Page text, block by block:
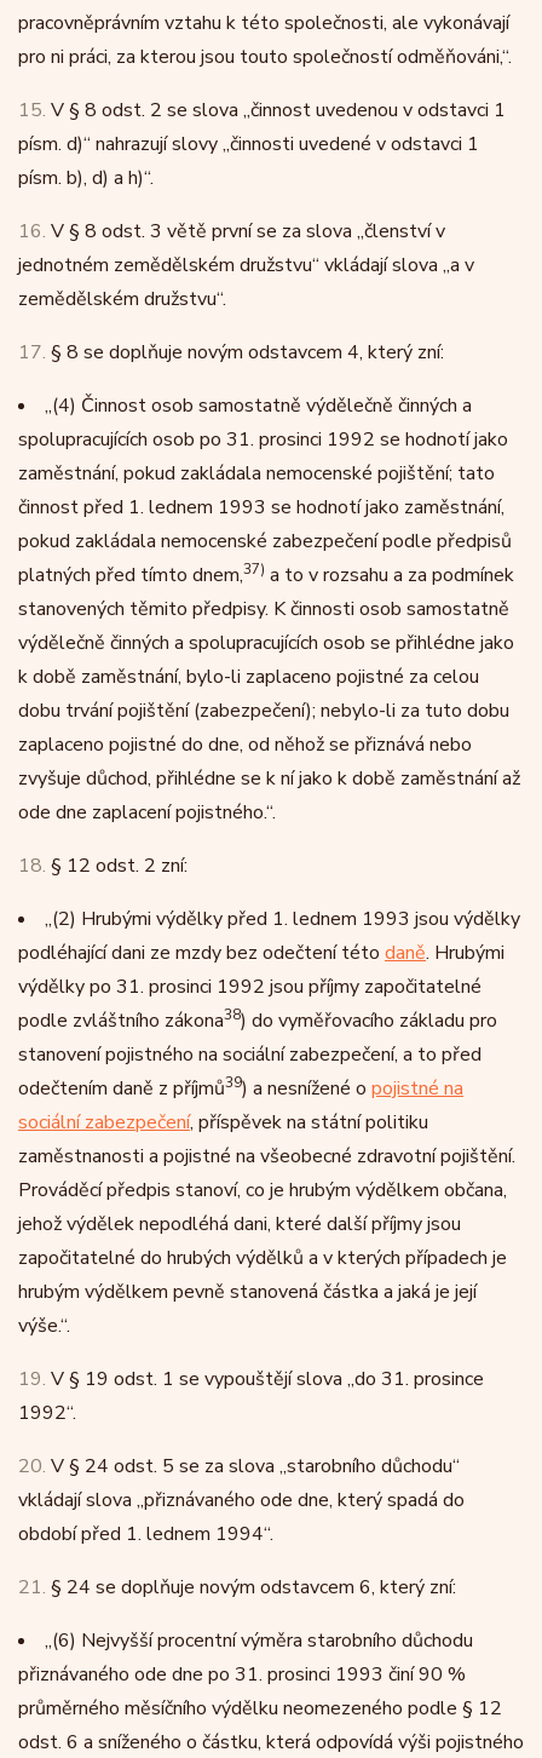
pracovněprávním vztahu k této společnosti, ale vykonávají
pro ni práci, za kterou jsou touto společností odměňováni,“.
15. V § 8 odst. 2 se slova „činnost uvedenou v odstavci 1
písm. d)“ nahrazují slovy „činnosti uvedené v odstavci 1
písm. b), d) a h)“.
16. V § 8 odst. 3 větě první se za slova „členství v
jednotném zemědělském družstvu“ vkládají slova „a v
zemědělském družstvu“.
17. § 8 se doplňuje novým odstavcem 4, který zní:
„(4) Činnost osob samostatně výdělečně činných a
spolupracujících osob po 31. prosinci 1992 se hodnotí jako
zaměstnání, pokud zakládala nemocenské pojištění; tato
činnost před 1. lednem 1993 se hodnotí jako zaměstnání,
pokud zakládala nemocenské zabezpečení podle předpisů
platných před tímto dnem,37) a to v rozsahu a za podmínek
stanovených těmito předpisy. K činnosti osob samostatně
výdělečně činných a spolupracujících osob se přihlédne jako
k době zaměstnání, bylo-li zaplaceno pojistné za celou
dobu trvání pojištění (zabezpečení); nebylo-li za tuto dobu
zaplaceno pojistné do dne, od něhož se přiznává nebo
zvyšuje důchod, přihlédne se k ní jako k době zaměstnání až
ode dne zaplacení pojistného.“.
18. § 12 odst. 2 zní:
„(2) Hrubými výdělky před 1. lednem 1993 jsou výdělky
podléhající dani ze mzdy bez odečtení této daně. Hrubými
výdělky po 31. prosinci 1992 jsou příjmy započitatelné
podle zvláštního zákona38) do vyměřovacího základu pro
stanovení pojistného na sociální zabezpečení, a to před
odečtením daně z příjmů39) a nesnížené o pojistné na
sociální zabezpečení, příspěvek na státní politiku
zaměstnanosti a pojistné na všeobecné zdravotní pojištění.
Prováděcí předpis stanoví, co je hrubým výdělkem občana,
jehož výdělek nepodléhá dani, které další příjmy jsou
započitatelné do hrubých výdělků a v kterých případech je
hrubým výdělkem pevně stanovená částka a jaká je její
výše.“.
19. V § 19 odst. 1 se vypouštějí slova „do 31. prosince
1992“.
20. V § 24 odst. 5 se za slova „starobního důchodu“
vkládají slova „přiznávaného ode dne, který spadá do
období před 1. lednem 1994“.
21. § 24 se doplňuje novým odstavcem 6, který zní:
„(6) Nejvyšší procentní výměra starobního důchodu
přiznávaného ode dne po 31. prosinci 1993 činí 90 %
průměrného měsíčního výdělku neomezeného podle § 12
odst. 6 a sníženého o částku, která odpovídá výši pojistného